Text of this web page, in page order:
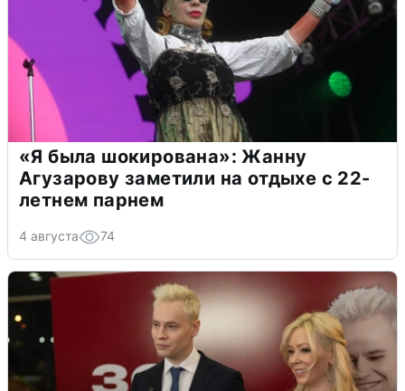
«Я была шокирована»: Жанну
Агузарову заметили на отдыхе с 22-
летнем парнем
4 августа 74